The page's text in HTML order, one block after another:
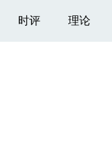
时评 理论